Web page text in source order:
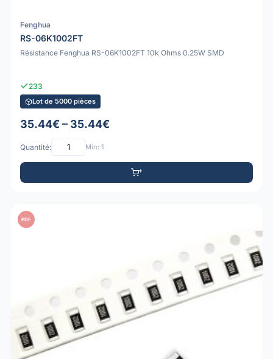
Fenghua
RS-06K1002FT
Résistance Fenghua RS-06K1002FT 10k Ohms 0.25W SMD
233
Lot de 5000 pièces
35.44€ – 35.44€
Quantité: Min: 1
PDF